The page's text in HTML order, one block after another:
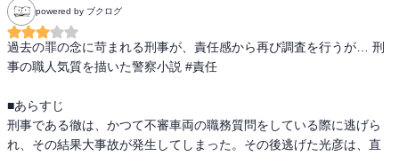
面白かった。
ホラーの要素は一切なく、ミステリ要素のみ。文章は端正で読みや
光彦は冤罪なのか、そうで無いとしたら何故また罪を犯したのか、
と掴みはバッチリ。組織の論理に潰されそうになりながらの調査、
そして明らかになる事件の裏にあった真相。
powered by ブクログ
過去の罪の念に苛まれる刑事が、責任感から再び調査を行うが… 刑
事の職人気質を描いた警察小説 #責任
■あらすじ
刑事である徹は、かつて不審車両の職務質問をしている際に逃げら
れ、その結果大事故が発生してしまった。その後逃げた光彦は、直